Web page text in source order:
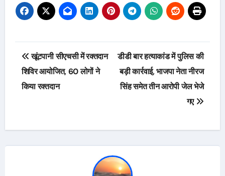
Post
navigation
खूंटपानी सीएचसी में रक्तदान
शिविर आयोजित, 60 लोगों ने
किया रक्तदान
डीडी बार हत्याकांड में पुलिस की
बड़ी कार्रवाई, भाजपा नेता नीरज
सिंह समेत तीन आरोपी जेल भेजे
गए